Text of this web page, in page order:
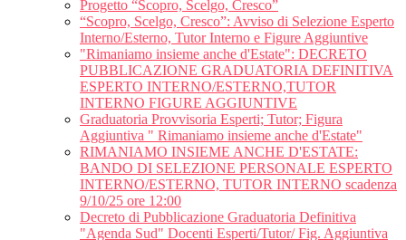
Progetto “Scopro, Scelgo, Cresco”
“Scopro, Scelgo, Cresco”: Avviso di Selezione Esperto
Interno/Esterno, Tutor Interno e Figure Aggiuntive
"Rimaniamo insieme anche d'Estate": DECRETO
PUBBLICAZIONE GRADUATORIA DEFINITIVA
ESPERTO INTERNO/ESTERNO,TUTOR
INTERNO FIGURE AGGIUNTIVE
Graduatoria Provvisoria Esperti; Tutor; Figura
Aggiuntiva " Rimaniamo insieme anche d'Estate"
RIMANIAMO INSIEME ANCHE D'ESTATE:
BANDO DI SELEZIONE PERSONALE ESPERTO
INTERNO/ESTERNO, TUTOR INTERNO scadenza
9/10/25 ore 12:00
Decreto di Pubblicazione Graduatoria Definitiva
"Agenda Sud" Docenti Esperti/Tutor/ Fig. Aggiuntiva